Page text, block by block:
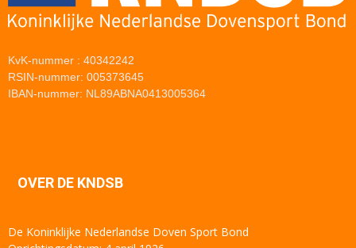
KvK-nummer : 40342242
RSIN-nummer: 005373645
IBAN-nummer: NL89ABNA0413005364
OVER DE KNDSB
De Koninklijke Nederlandse Doven Sport Bond